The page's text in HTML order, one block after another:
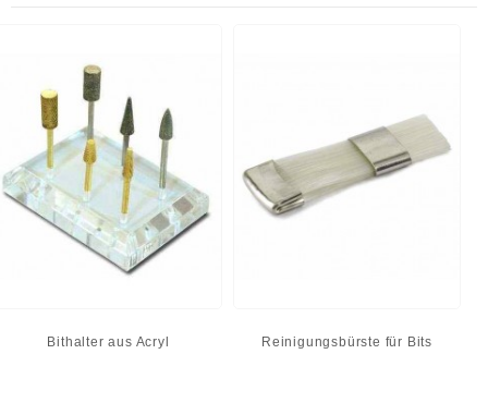
Bithalter aus Acryl Reinigungsbürste für Bits